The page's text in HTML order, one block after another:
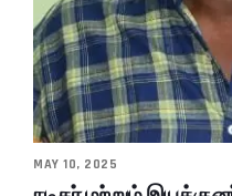
MAY 10, 2025